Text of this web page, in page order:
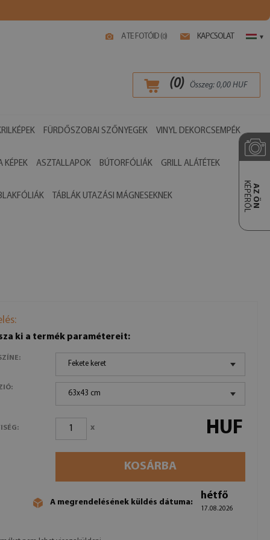
A TE FOTÓID (0) KAPCSOLAT ▾
(0) Összeg: 0,00 HUF
FÜRDŐSZOBAI SZŐNYEGEK VINYL DEKORCSEMPÉK
KÉPEK ASZTALLAPOK BÚTORFÓLIÁK GRILL ALÁTÉTEK
TÁBLÁK UTAZÁSI MÁGNESEKNEK AZ ÖN
KÉPÉRŐL
ki a termék paramétereit:
Fekete keret
63x43 cm
x HUF
KOSÁRBA
A megrendelésének küldés dátuma:
hétfő
17.08.2026